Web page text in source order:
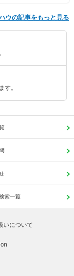
ウの記事をもっと見る
す。
索一覧
いについて